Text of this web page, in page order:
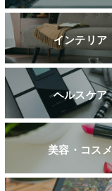
インテリア
ヘルスケア
美容・コスメ